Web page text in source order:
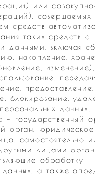
или
совершаемых
средств
таких средств с
данными, включая
накопление,
изменение),
предоставление,
блокирование,
данных.
государственный
орган,
самостоятельно
лицами
обработку
данных, а также